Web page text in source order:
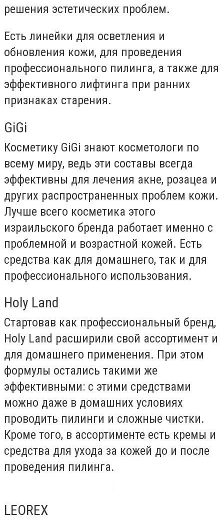
решения эстетических проблем.
Есть линейки для осветления и
обновления кожи, для проведения
профессионального пилинга, а также для
эффективного лифтинга при ранних
признаках старения.
GiGi
Косметику GiGi знают косметологи по
всему миру, ведь эти составы всегда
эффективны для лечения акне, розацеа и
других распространенных проблем кожи.
Лучше всего косметика этого
израильского бренда работает именно с
проблемной и возрастной кожей. Есть
средства как для домашнего, так и для
профессионального использования.
Holy Land
Стартовав как профессиональный бренд,
Holy Land расширили свой ассортимент и
для домашнего применения. При этом
формулы остались такими же
эффективными: с этими средствами
можно даже в домашних условиях
проводить пилинги и сложные чистки.
Кроме того, в ассортименте есть кремы и
средства для ухода за кожей до и после
проведения пилинга.
LEOREX